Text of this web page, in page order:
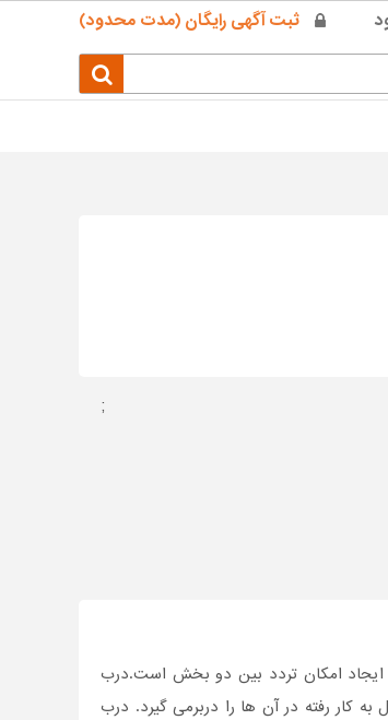
ثبت آگهی رایگان (مدت محدود)
;
ایجاد امکان تردد بین دو بخش است.درب
کار رفته در آن ها را دربرمی گیرد. درب